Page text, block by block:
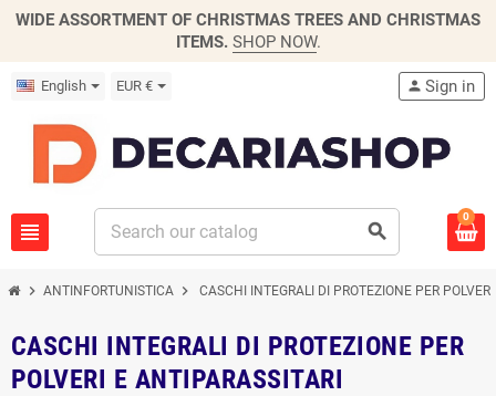
WIDE ASSORTMENT OF CHRISTMAS TREES AND CHRISTMAS
ITEMS. SHOP NOW.
English EUR €
view_headline search
person Sign in
0
chevron_right ANTINFORTUNISTICA chevron_right CASCHI INTEGRALI DI PROTEZIONE PER
CASCHI INTEGRALI DI PROTEZIONE PER
POLVERI E ANTIPARASSITARI